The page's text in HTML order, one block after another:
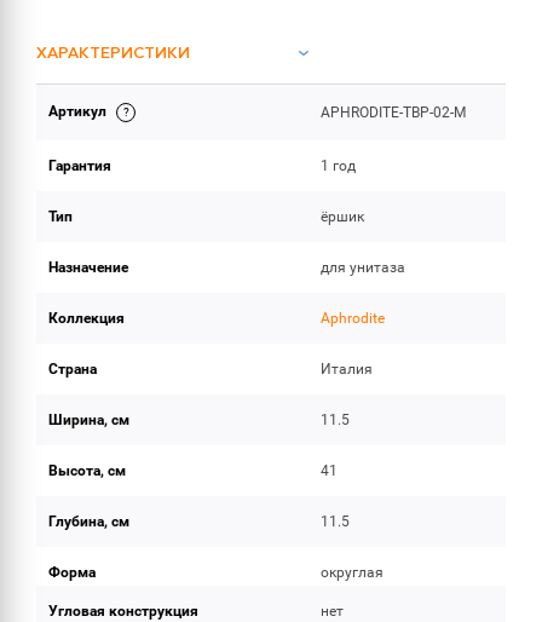
ХАРАКТЕРИСТИКИ
ОБЪЕМ ПОСТАВКИ
Артикул APHRODITE-TBP-02-M
Гарантия 1 год
Тип ёршик
Назначение для унитаза
Коллекция Aphrodite
Страна Италия
Ширина, см 11.5
Высота, см 41
Глубина, см 11.5
Форма округлая
Угловая конструкция нет